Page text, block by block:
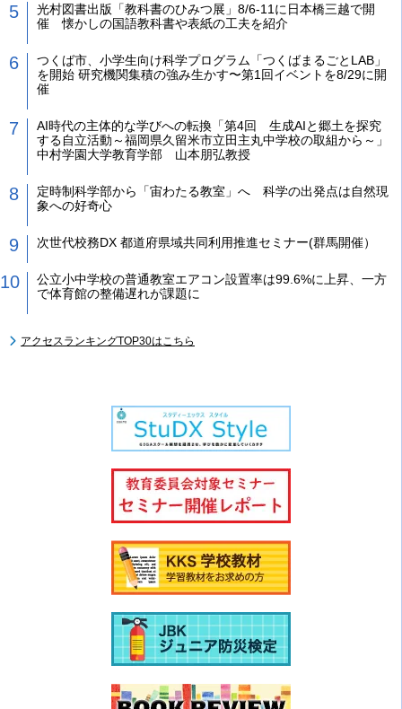
光村図書出版「教科書のひみつ展」8/6-11に日本橋三越で開
催 懐かしの国語教科書や表紙の工夫を紹介
つくば市、小学生向け科学プログラム「つくばまるごとLAB」
を開始 研究機関集積の強み生かす〜第1回イベントを8/29に開
催
AI時代の主体的な学びへの転換「第4回 生成AIと郷土を探究
する自立活動～福岡県久留米市立田主丸中学校の取組から～」
中村学園大学教育学部 山本朋弘教授
定時制科学部から「宙わたる教室」へ 科学の出発点は自然現
象への好奇心
次世代校務DX 都道府県域共同利用推進セミナー(群馬開催）
公立小中学校の普通教室エアコン設置率は99.6%に上昇、一方
で体育館の整備遅れが課題に
アクセスランキングTOP30はこちら